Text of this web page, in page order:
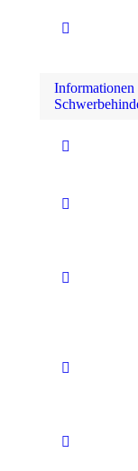
Informationen